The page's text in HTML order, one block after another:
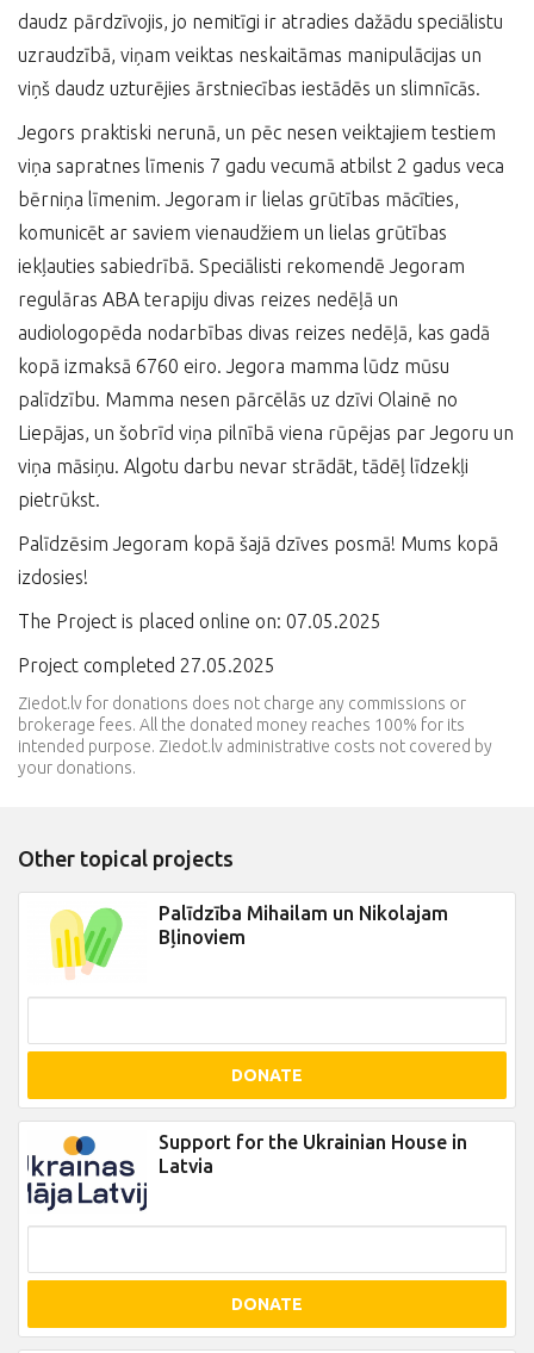
daudz pārdzīvojis, jo nemitīgi ir atradies dažādu speciālistu
uzraudzībā, viņam veiktas neskaitāmas manipulācijas un
viņš daudz uzturējies ārstniecības iestādēs un slimnīcās.
Jegors praktiski nerunā, un pēc nesen veiktajiem testiem
viņa sapratnes līmenis 7 gadu vecumā atbilst 2 gadus veca
bērniņa līmenim. Jegoram ir lielas grūtības mācīties,
komunicēt ar saviem vienaudžiem un lielas grūtības
iekļauties sabiedrībā. Speciālisti rekomendē Jegoram
regulāras ABA terapiju divas reizes nedēļā un
audiologopēda nodarbības divas reizes nedēļā, kas gadā
kopā izmaksā 6760 eiro. Jegora mamma lūdz mūsu
palīdzību. Mamma nesen pārcēlās uz dzīvi Olainē no
Liepājas, un šobrīd viņa pilnībā viena rūpējas par Jegoru un
viņa māsiņu. Algotu darbu nevar strādāt, tādēļ līdzekļi
pietrūkst.
Palīdzēsim Jegoram kopā šajā dzīves posmā! Mums kopā
izdosies!
The Project is placed online on: 07.05.2025
Project completed 27.05.2025
Ziedot.lv for donations does not charge any commissions or
brokerage fees. All the donated money reaches 100% for its
intended purpose. Ziedot.lv administrative costs not covered by
your donations.
Other topical projects
Palīdzība Mihailam un Nikolajam
Bļinoviem
DONATE
Support for the Ukrainian House in
Latvia
DONATE